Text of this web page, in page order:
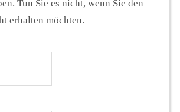
Tun Sie es nicht, wenn Sie den
erhalten möchten.